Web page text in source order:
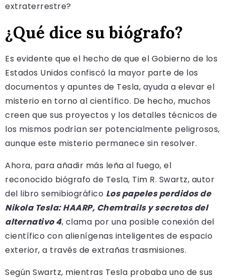
extraterrestre?
¿Qué dice su biógrafo?
Es evidente que el hecho de que el Gobierno de los
Estados Unidos confiscó la mayor parte de los
documentos y apuntes de Tesla, ayuda a elevar el
misterio en torno al científico. De hecho, muchos
creen que sus proyectos y los detalles técnicos de
los mismos podrían ser potencialmente peligrosos,
aunque este misterio permanece sin resolver.
Ahora, para añadir más leña al fuego, el
reconocido biógrafo de Tesla, Tim R. Swartz, autor
del libro semibiográfico Los papeles perdidos de
Nikola Tesla: HAARP, Chemtrails y secretos del
alternativo 4, clama por una posible conexión del
científico con alienígenas inteligentes de espacio
exterior, a través de extrañas trasmisiones.
Según Swartz, mientras Tesla probaba uno de sus